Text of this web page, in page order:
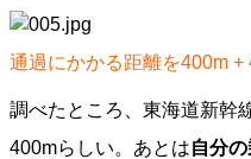
通過にかかる距離を400m
調べたところ、東海道新幹
400mらしい。あとは自分